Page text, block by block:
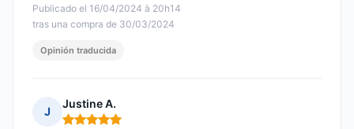
Publicado el 16/04/2024 à 20h14
tras una compra de 30/03/2024
Opinión traducida
J
Justine A.
Nota: 5 de 5